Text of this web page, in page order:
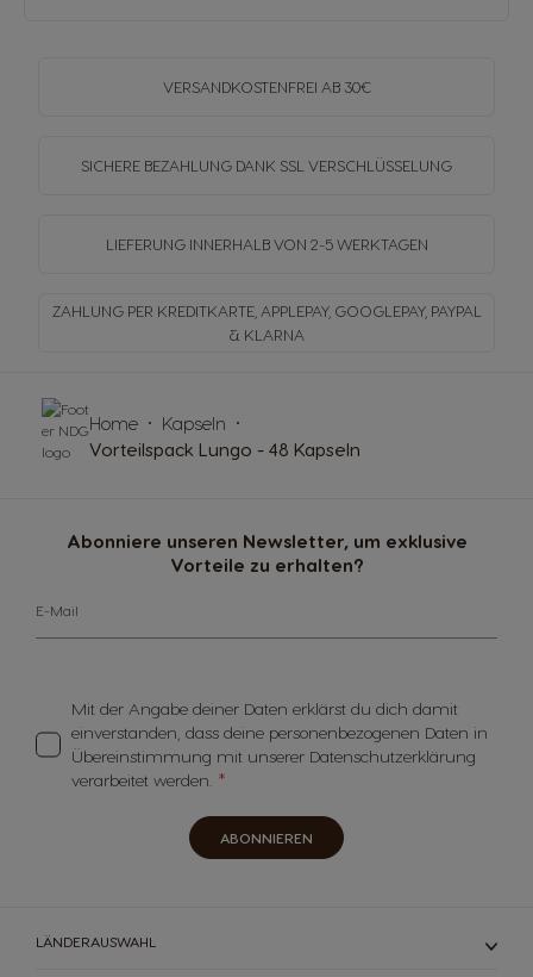
VERSANDKOSTENFREI AB 30€
SICHERE BEZAHLUNG DANK SSL VERSCHLÜSSELUNG
LIEFERUNG INNERHALB VON 2-5 WERKTAGEN
ZAHLUNG PER KREDITKARTE, APPLEPAY, GOOGLEPAY, PAYPAL
& KLARNA
Abonniere unseren Newsletter, um exklusive
Vorteile zu erhalten?
E-Mail
Mit der Angabe deiner Daten erklärst du dich damit
einverstanden, dass deine personenbezogenen Daten in
Übereinstimmung mit unserer Datenschutzerklärung
verarbeitet werden.
ABONNIEREN
Home
Kapseln
Vorteilspack Lungo - 48 Kapseln
LÄNDERAUSWAHL